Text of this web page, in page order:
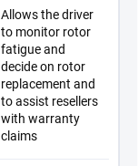
Allows the driver
to monitor rotor
fatigue and
decide on rotor
replacement and
to assist resellers
with warranty
claims